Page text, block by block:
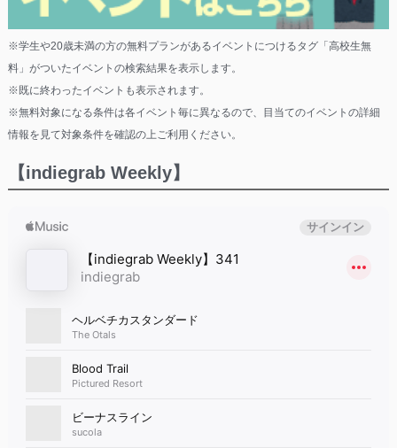
※学生や20歳未満の方の無料プランがあるイベントにつけるタグ「高校生無
料」がついたイベントの検索結果を表示します。
※既に終わったイベントも表示されます。
※無料対象になる条件は各イベント毎に異なるので、目当てのイベントの詳細
情報を見て対象条件を確認の上ご利用ください。
【indiegrab Weekly】